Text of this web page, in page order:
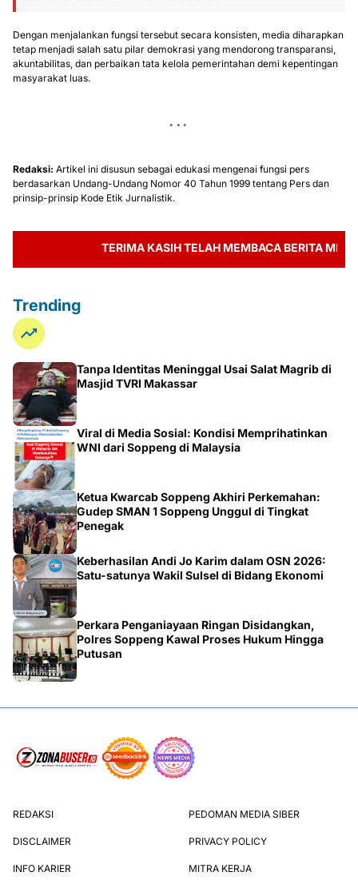
Dengan menjalankan fungsi tersebut secara konsisten, media diharapkan
tetap menjadi salah satu pilar demokrasi yang mendorong transparansi,
akuntabilitas, dan perbaikan tata kelola pemerintahan demi kepentingan
masyarakat luas.
Redaksi: Artikel ini disusun sebagai edukasi mengenai fungsi pers
berdasarkan Undang-Undang Nomor 40 Tahun 1999 tentang Pers dan
prinsip-prinsip Kode Etik Jurnalistik.
TERIMA KASIH TELAH MEMBACA BERITA MEDIA
Trending
Tanpa Identitas Meninggal Usai Salat Magrib di
Masjid TVRI Makassar
Viral di Media Sosial: Kondisi Memprihatinkan
WNI dari Soppeng di Malaysia
Ketua Kwarcab Soppeng Akhiri Perkemahan:
Gudep SMAN 1 Soppeng Unggul di Tingkat
Penegak
Keberhasilan Andi Jo Karim dalam OSN 2026:
Satu-satunya Wakil Sulsel di Bidang Ekonomi
Perkara Penganiayaan Ringan Disidangkan,
Polres Soppeng Kawal Proses Hukum Hingga
Putusan
REDAKSI PEDOMAN MEDIA SIBER
DISCLAIMER PRIVACY POLICY
INFO KARIER MITRA KERJA